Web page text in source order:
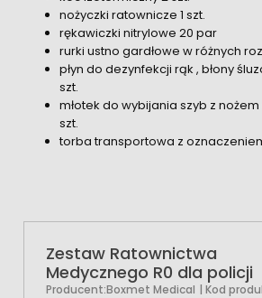
nożyczki ratownicze 1 szt.
rękawiczki nitrylowe 20 par
rurki ustno gardłowe w różnych
płyn do dezynfekcji rąk , błony
szt.
młotek do wybijania szyb z
szt.
torba transportowa z
Zestaw Ratownictwa
Medycznego R0 dla policji
Producent:Boxmet Medical | Kod